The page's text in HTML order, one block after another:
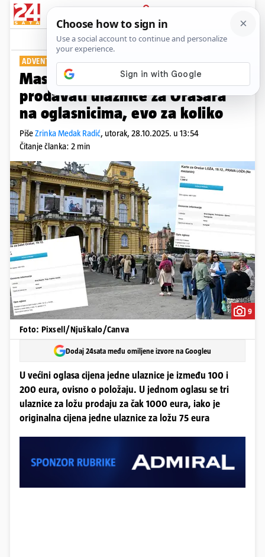
PRIJAVA
Show Komentari
ADVENTSKO LUDILO
Masovna pomama! Krenuli su
prodavati ulaznice za Orašara
na oglasnicima, evo za koliko
PišeZrinka Medak Radić, utorak, 28.10.2025. u 13:54
Čitanje članka: 2 min
9
Foto: Pixsell/Njuškalo/Canva
Dodaj 24sata među omiljene izvore na Googleu
U većini oglasa cijena jedne ulaznice je između 100 i
200 eura, ovisno o položaju. U jednom oglasu se tri
ulaznice za ložu prodaju za čak 1000 eura, iako je
originalna cijena jedne ulaznice za ložu 75 eura